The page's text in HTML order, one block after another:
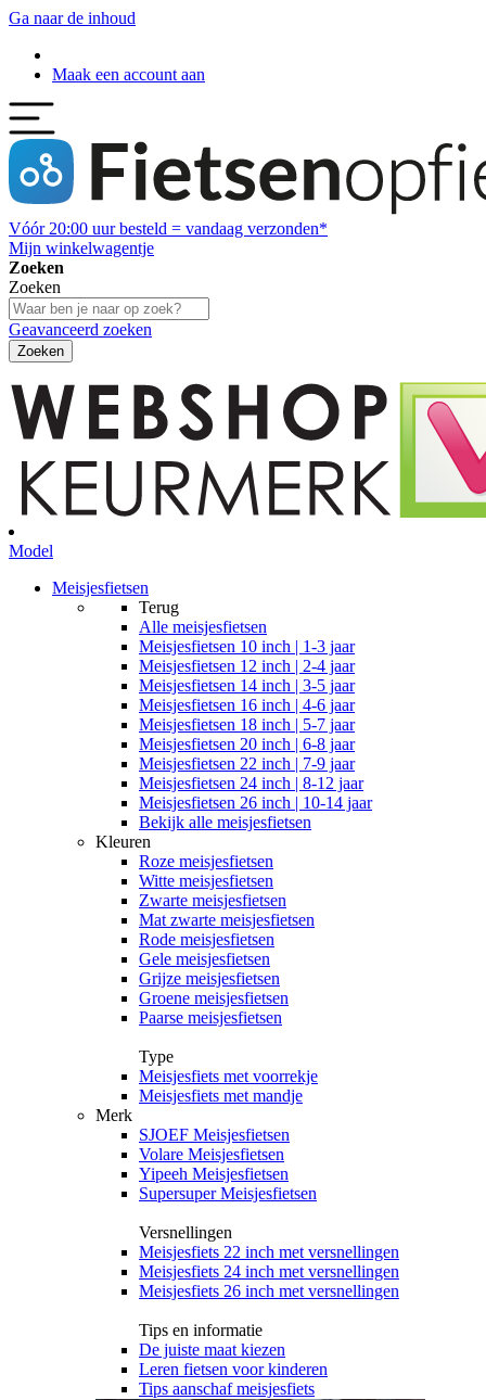
Ga naar de inhoud
Maak een account aan
Vóór 20:00 uur besteld = vandaag verzonden*
Mijn winkelwagentje
Zoeken
Zoeken
Geavanceerd zoeken
Zoeken
Model
Meisjesfietsen
Terug
Alle meisjesfietsen
Meisjesfietsen 10 inch | 1-3 jaar
Meisjesfietsen 12 inch | 2-4 jaar
Meisjesfietsen 14 inch | 3-5 jaar
Meisjesfietsen 16 inch | 4-6 jaar
Meisjesfietsen 18 inch | 5-7 jaar
Meisjesfietsen 20 inch | 6-8 jaar
Meisjesfietsen 22 inch | 7-9 jaar
Meisjesfietsen 24 inch | 8-12 jaar
Meisjesfietsen 26 inch | 10-14 jaar
Bekijk alle meisjesfietsen
Kleuren
Roze meisjesfietsen
Witte meisjesfietsen
Zwarte meisjesfietsen
Mat zwarte meisjesfietsen
Rode meisjesfietsen
Gele meisjesfietsen
Grijze meisjesfietsen
Groene meisjesfietsen
Paarse meisjesfietsen
Type
Meisjesfiets met voorrekje
Meisjesfiets met mandje
Merk
SJOEF Meisjesfietsen
Volare Meisjesfietsen
Yipeeh Meisjesfietsen
Supersuper Meisjesfietsen
Versnellingen
Meisjesfiets 22 inch met versnellingen
Meisjesfiets 24 inch met versnellingen
Meisjesfiets 26 inch met versnellingen
Tips en informatie
De juiste maat kiezen
Leren fietsen voor kinderen
Tips aanschaf meisjesfiets